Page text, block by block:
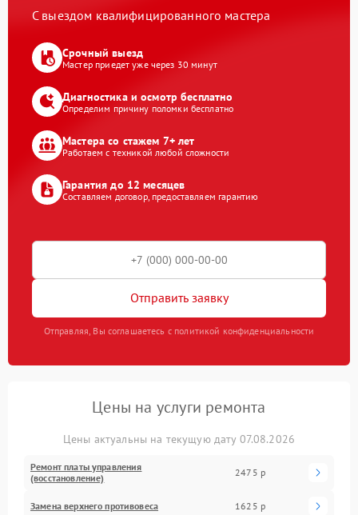
С выездом квалифицированного мастера
Срочный выезд
Мастер приедет уже через 30 минут
Диагностика и осмотр бесплатно
Определим причину поломки бесплатно
Мастера со стажем 7+ лет
Работаем с техникой любой сложности
Гарантия до 12 месяцев
Составляем договор, предоставляем гарантию
Отправить заявку
Отправляя, Вы соглашаетесь с политикой конфиденциальности
Цены на услуги ремонта
Цены актуальны на текущую дату 07.08.2026
Ремонт платы управления
(восстановление)
2475 р
Замена верхнего противовеса 1625 р